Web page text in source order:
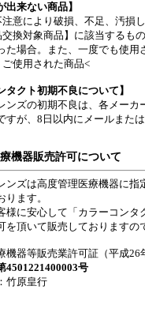
出来ない商品】
意により破損、不足、汚損
換対象商品】に該当するも
た場合。また、一度でも使用
使用された商品<
タクト初期不良について】
ンズの初期不良は、各メー
すが、8日以内にメールまた
機器販売許可について
ンズは高度管理医療機器に
ます。
様に安心して「カラーコンタ
を頂いて販売しておりますの
機器等販売業許可証（平成26
4501221400003号
竹原皇行